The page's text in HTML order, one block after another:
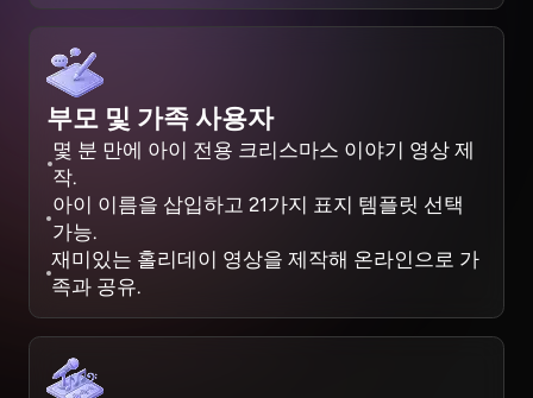
부모 및 가족 사용자
몇 분 만에 아이 전용 크리스마스 이야기 영상 제
작.
아이 이름을 삽입하고 21가지 표지 템플릿 선택
가능.
재미있는 홀리데이 영상을 제작해 온라인으로 가
족과 공유.